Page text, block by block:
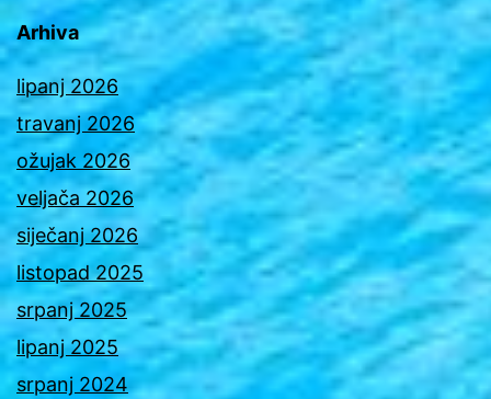
Arhiva
lipanj 2026
travanj 2026
ožujak 2026
veljača 2026
siječanj 2026
listopad 2025
srpanj 2025
lipanj 2025
srpanj 2024